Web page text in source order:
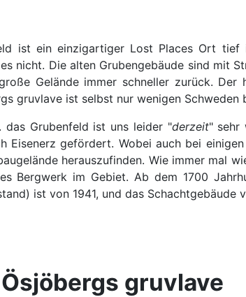
ist ein einzigartiger Lost Places Ort
nicht. Die alten Grubengebäude sind mit
Gelände immer schneller zurück.
gruvlave ist selbst nur wenigen
das Grubenfeld ist uns leider "derzeit" sehr
Eisenerz gefördert. Wobei auch bei
herauszufinden. Wie immer mal
Bergwerk im Gebiet. Ab dem 1700
ist von 1941, und das Schachtgebäude
gruvlave